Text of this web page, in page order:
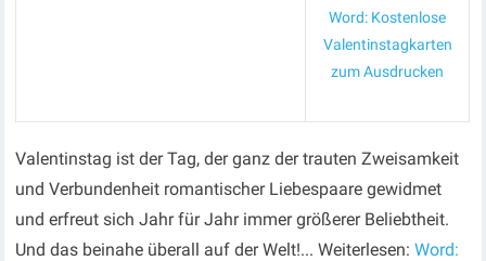
Word: Kostenlose
Valentinstagkarten
zum Ausdrucken
Valentinstag ist der Tag, der ganz der trauten Zweisamkeit
und Verbundenheit romantischer Liebespaare gewidmet
und erfreut sich Jahr für Jahr immer größerer Beliebtheit.
Und das beinahe überall auf der Welt!... Weiterlesen:Word: